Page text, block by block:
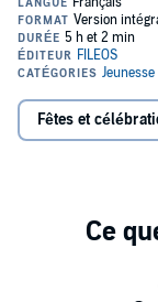
Noël tous les
La petite fille
Joyeux Noël,
Le Noël de
disponible dans
que dans votre
Fêtes et